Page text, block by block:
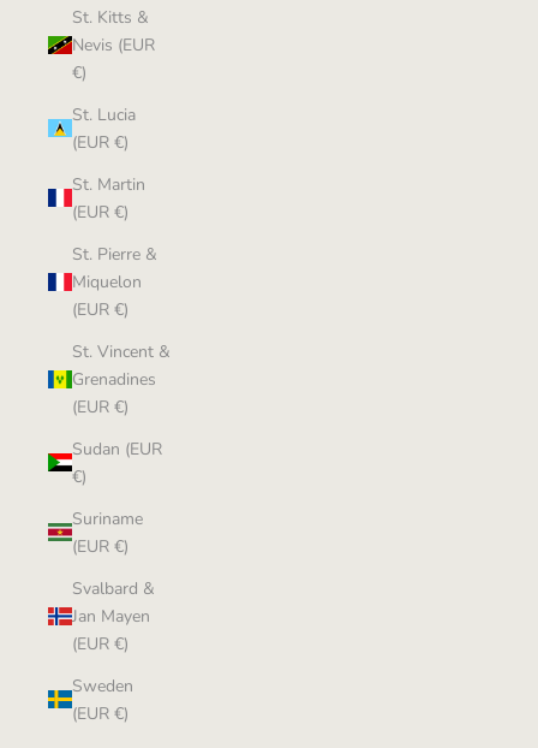
St. Kitts &
Nevis (EUR
€)
St. Lucia
(EUR €)
St. Martin
(EUR €)
St. Pierre &
Miquelon
(EUR €)
St. Vincent &
Grenadines
(EUR €)
Sudan (EUR
€)
Suriname
(EUR €)
Svalbard &
Jan Mayen
(EUR €)
Sweden
(EUR €)